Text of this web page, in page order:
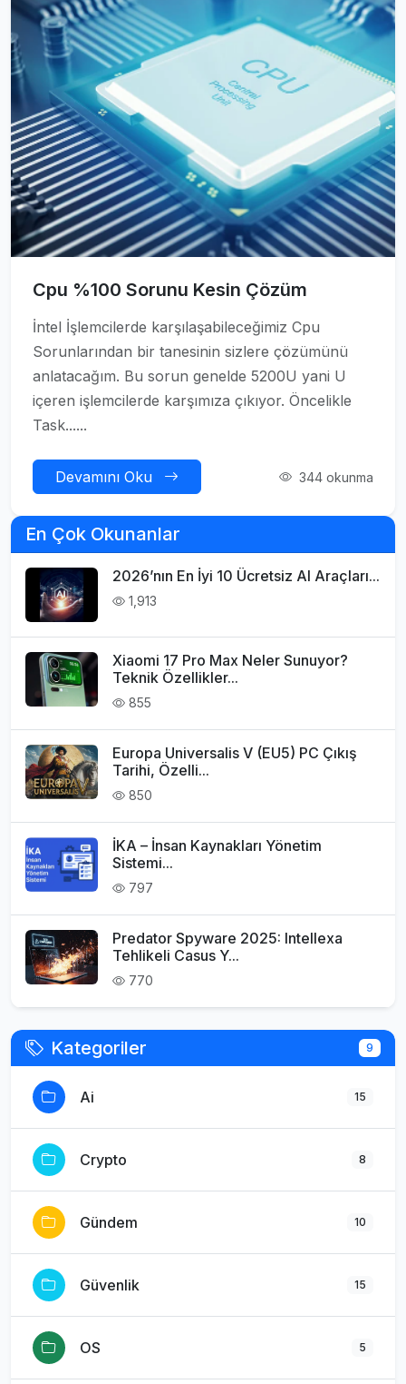
Cpu %100 Sorunu Kesin Çözüm
İntel İşlemcilerde karşılaşabileceğimiz Cpu
Sorunlarından bir tanesinin sizlere çözümünü
anlatacağım. Bu sorun genelde 5200U yani U
içeren işlemcilerde karşımıza çıkıyor. Öncelikle
Task......
Devamını Oku 344 okunma
En Çok Okunanlar
2026’nın En İyi 10 Ücretsiz AI Araçları...
1,913
Xiaomi 17 Pro Max Neler Sunuyor?
Teknik Özellikler...
855
Europa Universalis V (EU5) PC Çıkış
Tarihi, Özelli...
850
İKA – İnsan Kaynakları Yönetim
Sistemi...
797
Predator Spyware 2025: Intellexa
Tehlikeli Casus Y...
770
Kategoriler 9
Ai 15
Crypto 8
Gündem 10
Güvenlik 15
OS 5